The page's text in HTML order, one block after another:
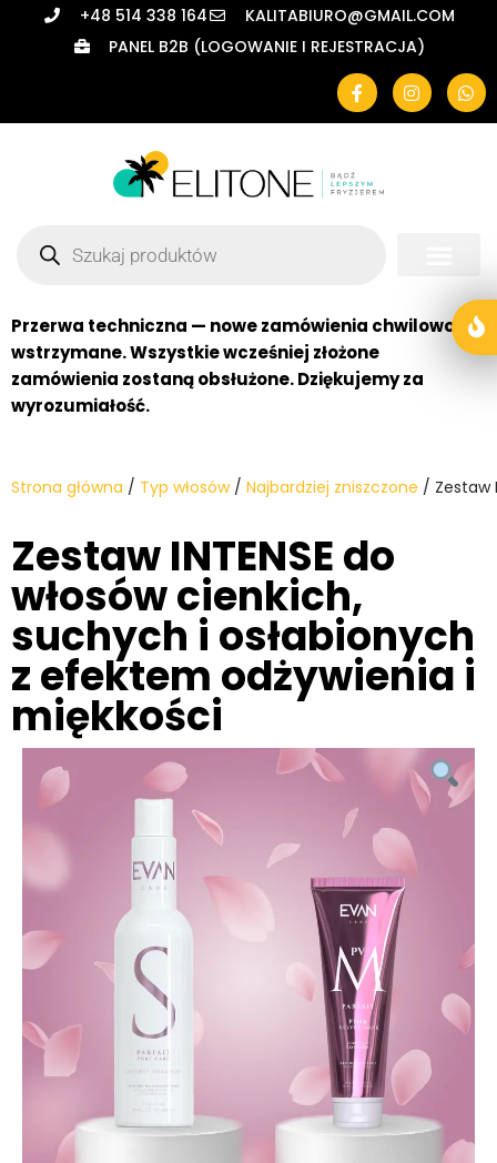
+48 514 338 164
KALITABIURO@GMAIL.COM
PANEL B2B (LOGOWANIE I REJESTRACJA)
Przerwa techniczna — nowe zamówienia chwilowo
wstrzymane. Wszystkie wcześniej złożone
zamówienia zostaną obsłużone. Dziękujemy za
wyrozumiałość.
Strona główna / Typ włosów/ Najbardziej zniszczone / Zestaw
Zestaw INTENSE do
włosów cienkich,
suchych i osłabionych
z efektem odżywienia i
miękkości